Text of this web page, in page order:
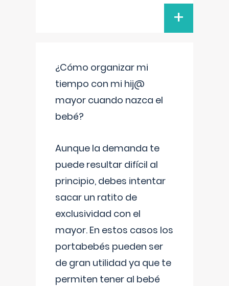
+
¿Cómo organizar mi
tiempo con mi hij@
mayor cuando nazca el
bebé?
Aunque la demanda te
puede resultar difícil al
principio, debes intentar
sacar un ratito de
exclusividad con el
mayor. En estos casos los
portabebés pueden ser
de gran utilidad ya que te
permiten tener al bebé